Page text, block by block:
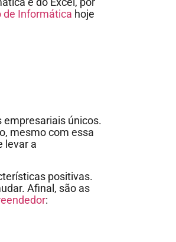
de Informática hoje
empresariais únicos.
mesmo com essa
levar a
positivas.
Afinal, são as
: